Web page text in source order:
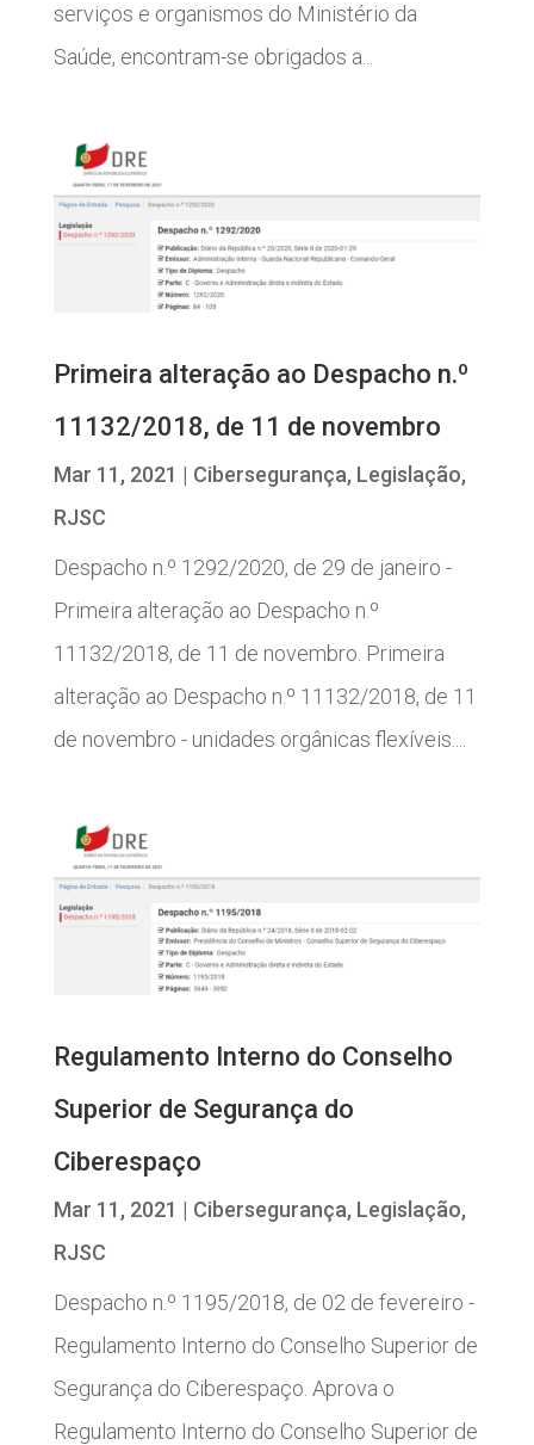
serviços e organismos do Ministério da
Saúde, encontram-se obrigados a...
Primeira alteração ao Despacho n.º
11132/2018, de 11 de novembro
Mar 11, 2021 | Cibersegurança, Legislação,
RJSC
Despacho n.º 1292/2020, de 29 de janeiro -
Primeira alteração ao Despacho n.º
11132/2018, de 11 de novembro. Primeira
alteração ao Despacho n.º 11132/2018, de 11
de novembro - unidades orgânicas flexíveis....
Regulamento Interno do Conselho
Superior de Segurança do
Ciberespaço
Mar 11, 2021 | Cibersegurança, Legislação,
RJSC
Despacho n.º 1195/2018, de 02 de fevereiro -
Regulamento Interno do Conselho Superior de
Segurança do Ciberespaço. Aprova o
Regulamento Interno do Conselho Superior de